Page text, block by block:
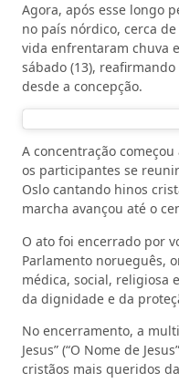
Agora, após esse longo
no país nórdico, cerca
vida enfrentaram chuva
sábado (13),
desde a concepção.
A concentração
os participantes se
Oslo cantando hinos
marcha avançou até o
O ato foi encerrado por
Parlamento norueguês,
médica, social, religiosa
da dignidade e da
No encerramento, a
Jesus” (“O Nome de
cristãos mais queridos